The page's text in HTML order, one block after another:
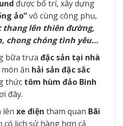
được bố trí, xây dựng
ảo”vô cùng công phu,
thang lên thiên đường,
chong chóng tình yêu…
bữa trưa đặc sản tại nhà
ăn hải sản đặc sắc
thức tôm hùm đảo Bình
đây.
lên xe điện tham quan Bãi
có lịch sử hàng hơn cả